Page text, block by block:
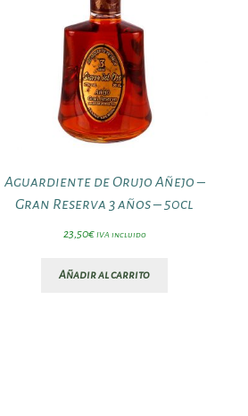
Aguardiente de Orujo Añejo –
Gran Reserva 3 años – 50cl
23,50€ IVA incluido
Añadir al carrito